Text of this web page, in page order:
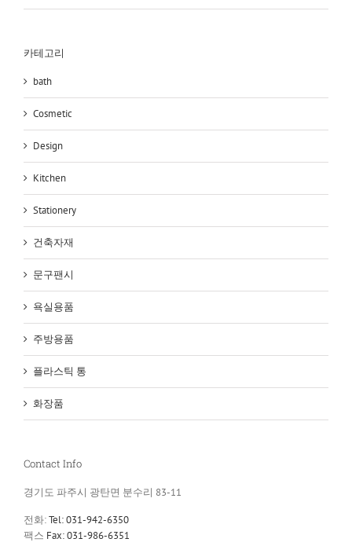
카테고리
bath
Cosmetic
Design
Kitchen
Stationery
건축자재
문구팬시
욕실용품
주방용품
플라스틱 통
화장품
Contact Info
경기도 파주시 광탄면 분수리 83-11
전화:Tel: 031-942-6350
팩스 Fax: 031-986-6351